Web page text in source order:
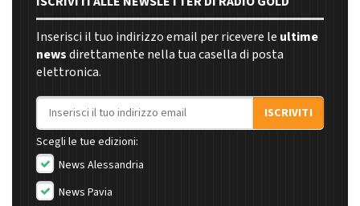
Inserisci il tuo indirizzo email per ricevere le ultime
newsdirettamente nella tua casella di posta
elettronica.
Indirizzo email
ISCRIVITI
Scegli le tue edizioni:
News Alessandria
News Pavia